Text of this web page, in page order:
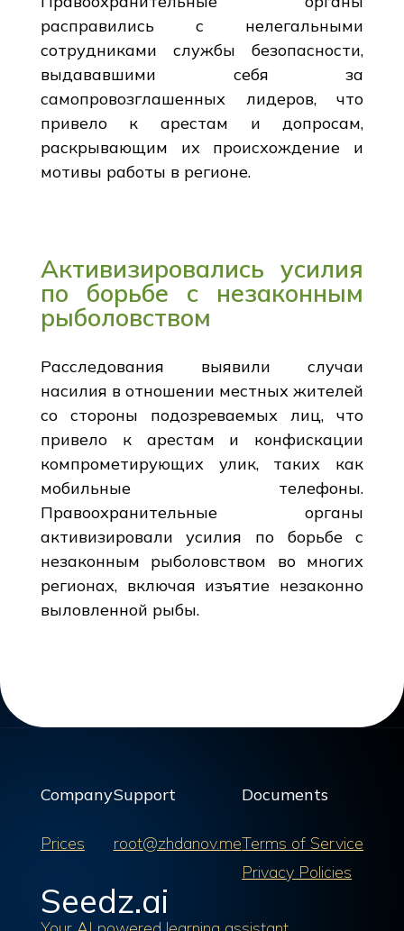
расправились с нелегальными
сотрудниками службы безопасности,
выдававшими себя за
самопровозглашенных лидеров, что
привело к арестам и допросам,
раскрывающим их происхождение и
мотивы работы в регионе.
Активизировались усилия
по борьбе с незаконным
рыболовством
Расследования выявили случаи
насилия в отношении местных жителей
со стороны подозреваемых лиц, что
привело к арестам и конфискации
компрометирующих улик, таких как
мобильные телефоны.
Правоохранительные органы
активизировали усилия по борьбе с
незаконным рыболовством во многих
регионах, включая изъятие незаконно
выловленной рыбы.
Company
Prices
Support
root@zhdanov.me
Documents
Terms of Service
Privacy Policies
Seedz.ai